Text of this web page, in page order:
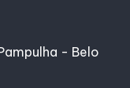
- Belo